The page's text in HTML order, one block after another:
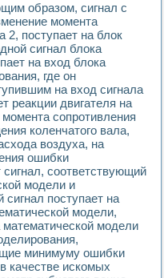
лабораторный
реставрации одномерных
NATIONAL INSTRUMENTS в
алгоритма полигармонической
принципа действия
принимаемых решений в
«Моделирование систем» и
исследования электрических
по информационно-
частотных характеристик на
по основам теории Коммутации
лабораторной работы
по электротехнике в среде
национального проекта
решателей
лабораторных практикумов
образования и
практикума по
образом, сигнал с
момента
2, поступает на блок
сигнал блока
на вход блока
где он
на вход сигнала
реакции двигателя на
сопротивления
коленчатого вала,
воздуха, на
ошибки
соответствующий
модели и
поступает на
модели,
модели
минимуму ошибки
качестве искомых